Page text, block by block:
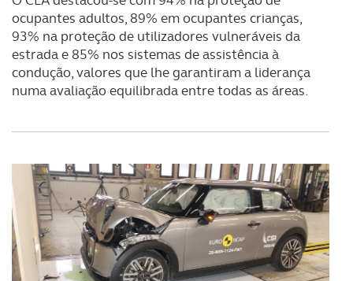
ocupantes adultos, 89% em ocupantes crianças,
93% na proteção de utilizadores vulneráveis da
estrada e 85% nos sistemas de assistência à
condução, valores que lhe garantiram a liderança
numa avaliação equilibrada entre todas as áreas.